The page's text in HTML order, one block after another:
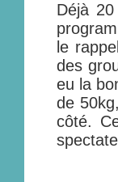
Déjà
le
des
eu la
de
côté.